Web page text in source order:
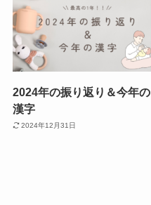
2024年の振り返り＆今年の
漢字
2024年12月31日